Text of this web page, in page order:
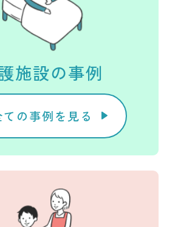
施設の事例
ての事例を見る